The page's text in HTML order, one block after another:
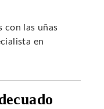
con las uñas
en